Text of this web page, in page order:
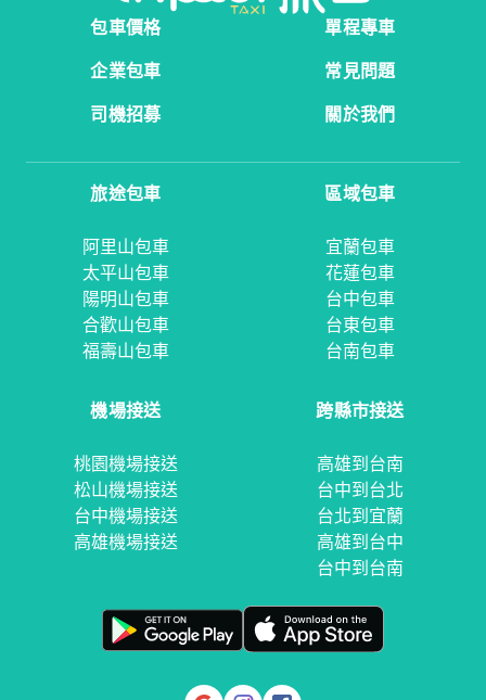
包車價格
單程專車
企業包車
常見問題
司機招募
關於我們
旅途包車
阿里山包車
太平山包車
陽明山包車
合歡山包車
福壽山包車
區域包車
宜蘭包車
花蓮包車
台中包車
台東包車
台南包車
機場接送
桃園機場接送
松山機場接送
台中機場接送
高雄機場接送
跨縣市接送
高雄到台南
台中到台北
台北到宜蘭
高雄到台中
台中到台南